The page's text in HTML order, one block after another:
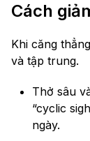
Cách
Khi căng
và tập trung.
Thở sâu
“cyclic
ngày.